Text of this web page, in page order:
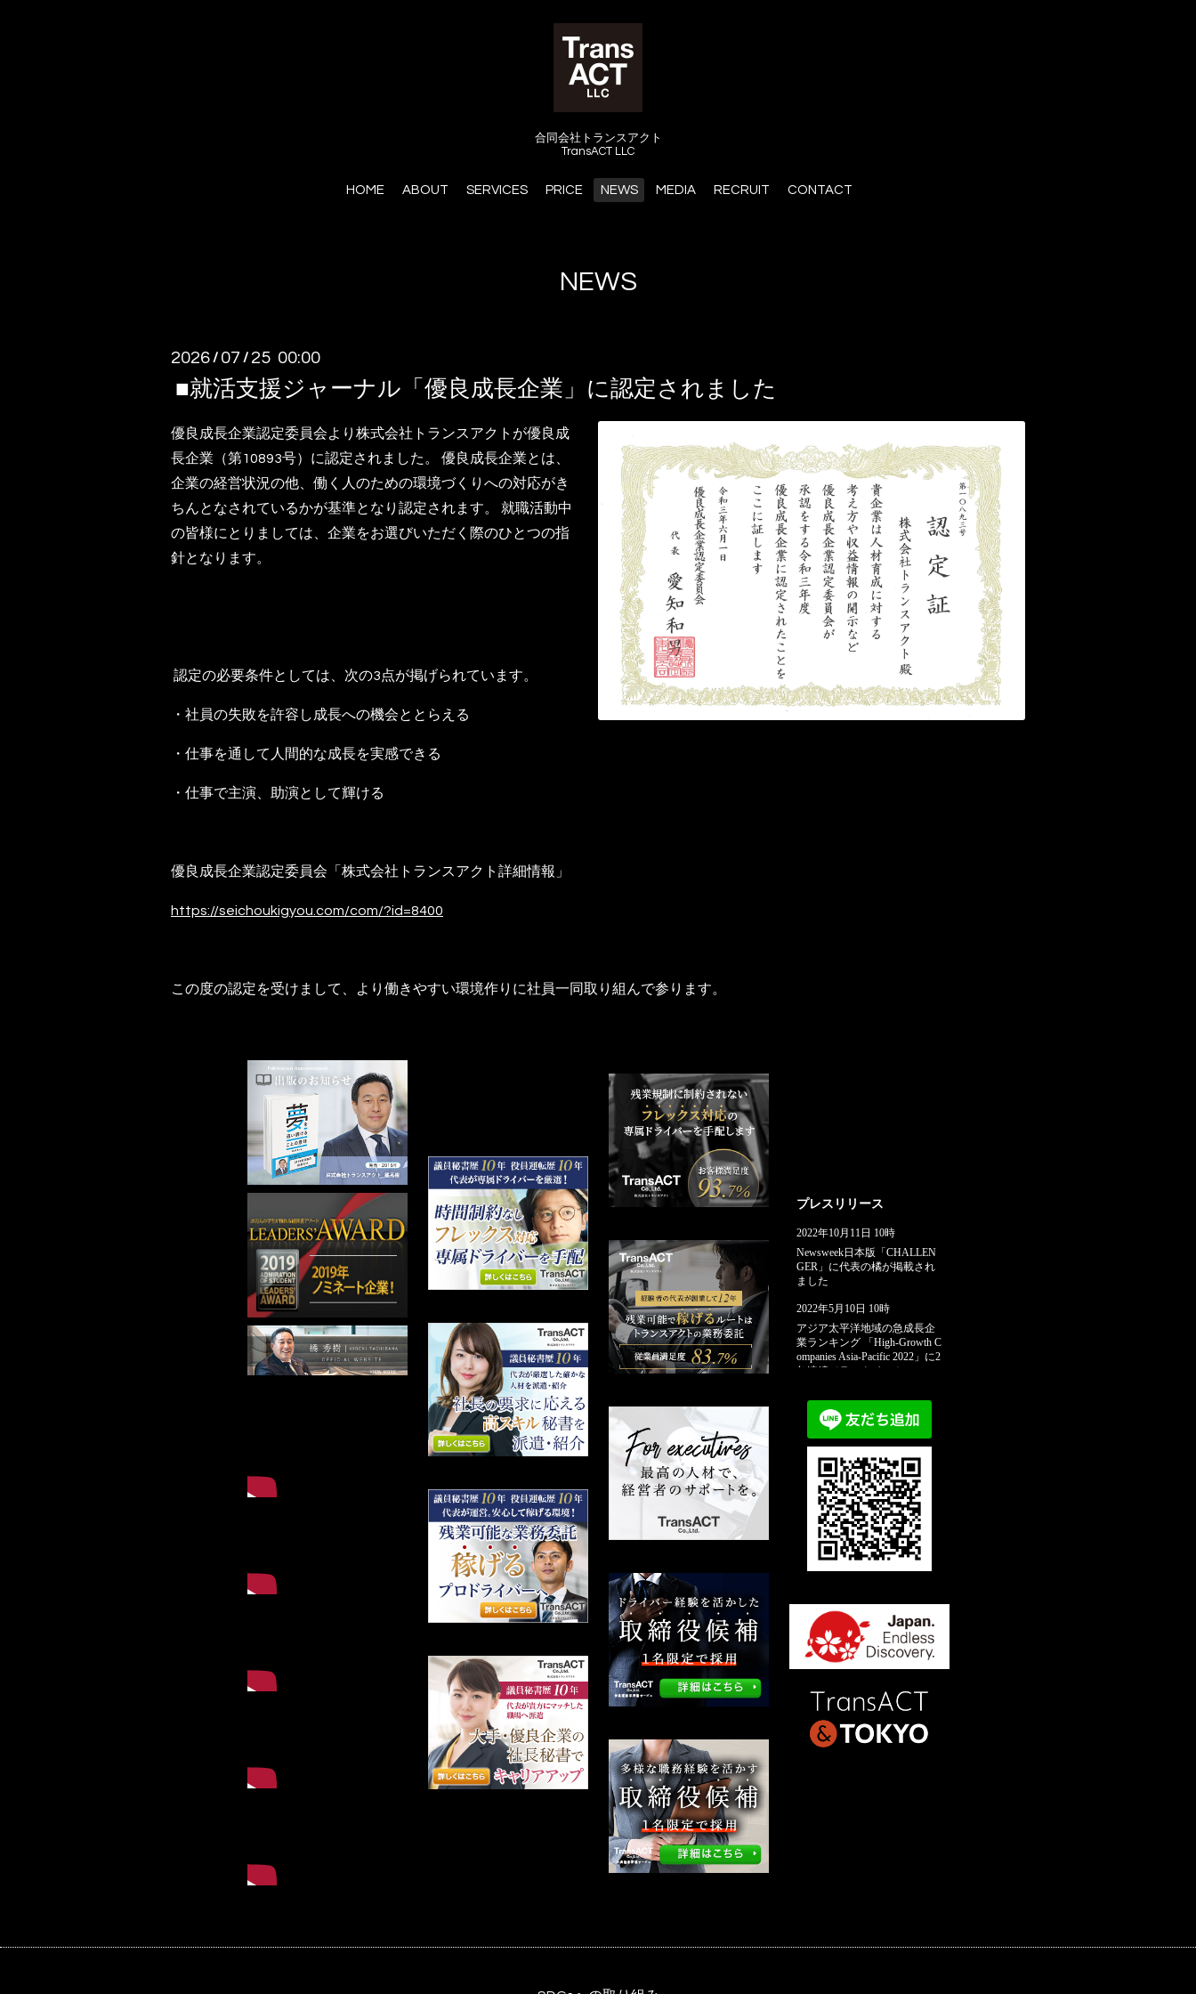
合同会社トランスアクト
TransACT LLC
HOME ABOUT SERVICES PRICE NEWS MEDIA RECRUIT CONTACT
NEWS
2026 / 07 / 25 00:00
■就活支援ジャーナル「優良成長企業」に認定されました
優良成長企業認定委員会より株式会社トランスアクトが優良成
長企業（第10893号）に認定されました。 優良成長企業とは、
企業の経営状況の他、働く人のための環境づくりへの対応がき
ちんとなされているかが基準となり認定されます。 就職活動中
の皆様にとりましては、企業をお選びいただく際のひとつの指
針となります。
認定の必要条件としては、次の3点が掲げられています。
・社員の失敗を許容し成長への機会ととらえる
・仕事を通して人間的な成長を実感できる
・仕事で主演、助演として輝ける
優良成長企業認定委員会「株式会社トランスアクト詳細情報」
https://seichoukigyou.com/com/?id=8400
この度の認定を受けまして、より働きやすい環境作りに社員一同取り組んで参ります。